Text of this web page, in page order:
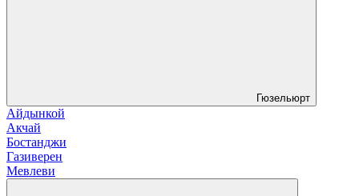
Гюзельюрт
Айдынкой
Акчай
Бостанджи
Газиверен
Мевлеви